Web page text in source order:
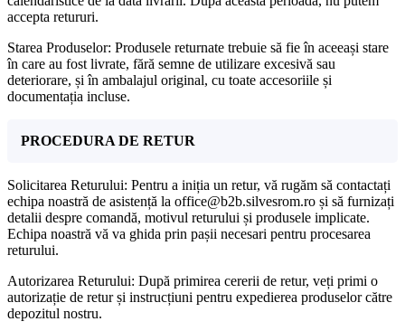
accepta retururi.
Starea Produselor: Produsele returnate trebuie să fie în aceeași stare
în care au fost livrate, fără semne de utilizare excesivă sau
deteriorare, și în ambalajul original, cu toate accesoriile și
documentația incluse.
PROCEDURA DE RETUR
Solicitarea Returului: Pentru a iniția un retur, vă rugăm să contactați
echipa noastră de asistență la office@b2b.silvesrom.ro și să furnizați
detalii despre comandă, motivul returului și produsele implicate.
Echipa noastră vă va ghida prin pașii necesari pentru procesarea
returului.
Autorizarea Returului: După primirea cererii de retur, veți primi o
autorizație de retur și instrucțiuni pentru expedierea produselor către
depozitul nostru.